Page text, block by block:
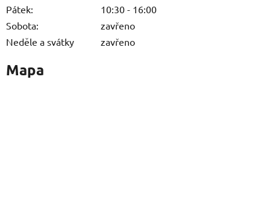
Pátek:
10:30 - 16:00
Sobota:
zavřeno
Neděle a svátky
zavřeno
Mapa